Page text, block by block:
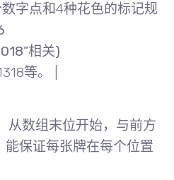
数字点和4种花色的标记规
相关)
等。 |
从数组末位开始，与前方
能保证每张牌在每个位置